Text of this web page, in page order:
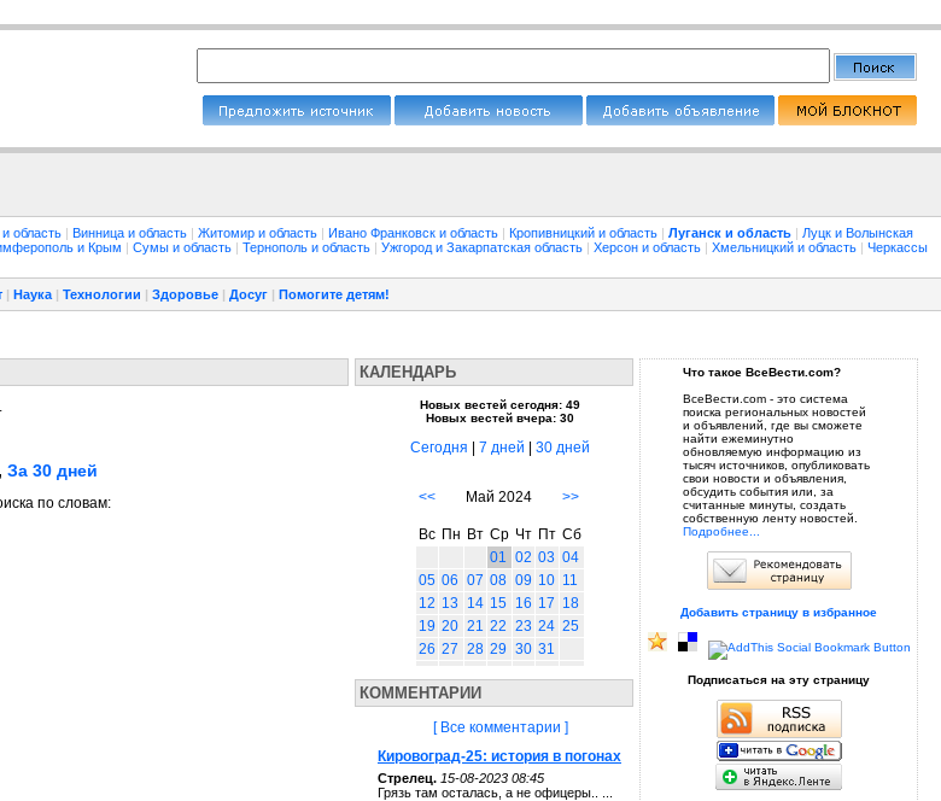
область | Винница и область | Житомир и область | Ивано Франковск и область | Кропивницкий и область | Луганск и область | Луцк и Волынская
и Крым | Сумы и область | Тернополь и область | Ужгород и Закарпатская область | Херсон и область | Хмельницкий и область | Черкассы
| Наука | Технологии | Здоровье | Досуг | Помогите детям!
, За 30 дней
по словам:
КАЛЕНДАРЬ
Новых вестей сегодня: 49
Новых вестей вчера: 30
Сегодня 7 дней 30 дней
<< Май 2024 >>
Вс Пн Вт Ср Чт Пт Сб
01 02 03 04
05 06 07 08 09 10 11
12 13 14 15 16 17 18
19 20 21 22 23 24 25
26 27 28 29 30 31
КОММЕНТАРИИ
[ Все комментарии ]
Кировоград-25: история в погонах
Стрелец. 15-08-2023 08:45
Грязь там осталась, а не офицеры.. ...
Что такое ВсеВести.com?
ВсеВести.com - это система
поиска региональных новостей
и объявлений, где вы сможете
найти ежеминутно
обновляемую информацию из
тысяч источников, опубликовать
свои новости и объявления,
обсудить события или, за
считанные минуты, создать
собственную ленту новостей.
Подробнее...
Добавить страницу в избранное
Подписаться на эту страницу